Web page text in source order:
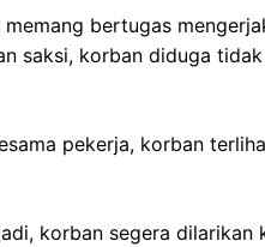
memang bertugas
saksi, korban diduga
pekerja, korban
korban segera dilarikan